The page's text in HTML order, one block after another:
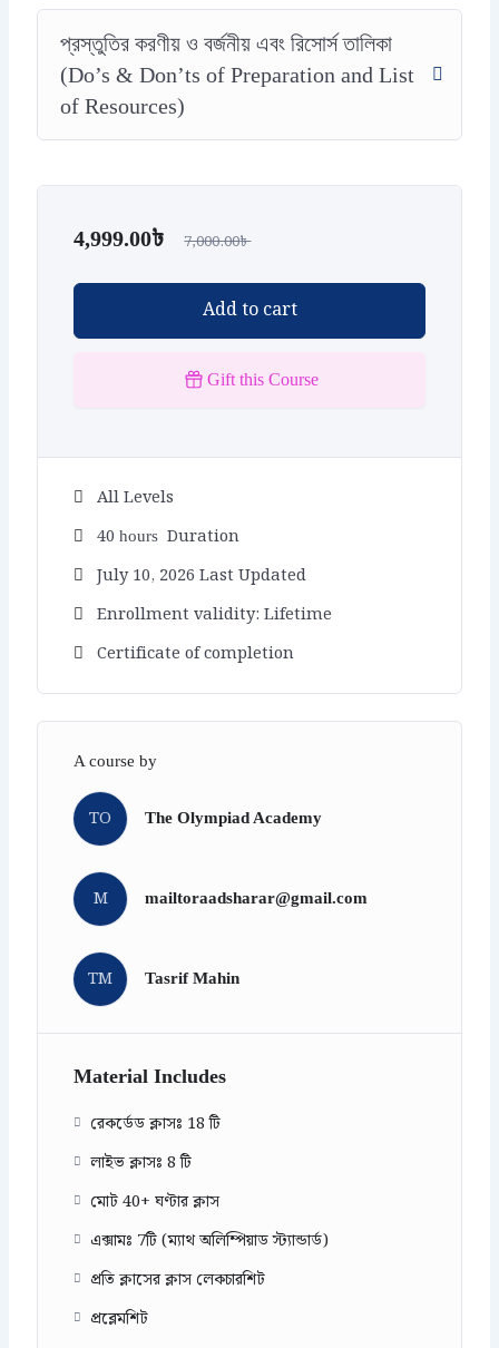
প্রস্তুতির করণীয় ও বর্জনীয় এবং রিসোর্স তালিকা
(Do’s & Don’ts of Preparation and List
of Resources)
4,999.00৳ 7,000.00৳
Add to cart
Gift this Course
All Levels
40 hours Duration
July 10, 2026 Last Updated
Enrollment validity: Lifetime
Certificate of completion
A course by
TO The Olympiad Academy
M mailtoraadsharar@gmail.com
TM Tasrif Mahin
Material Includes
রেকর্ডেড ক্লাসঃ 18 টি
লাইভ ক্লাসঃ 8 টি
মোট 40+ ঘণ্টার ক্লাস
এক্সামঃ 7টি (ম্যাথ অলিম্পিয়াড স্ট্যান্ডার্ড)
প্রতি ক্লাসের ক্লাস লেকচারশিট
প্রব্লেমশিট